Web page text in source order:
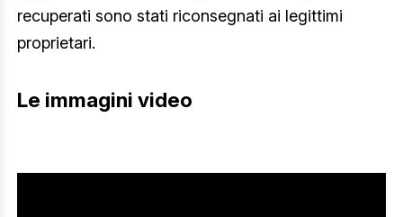
recuperati sono stati riconsegnati ai legittimi
proprietari.
Le immagini video